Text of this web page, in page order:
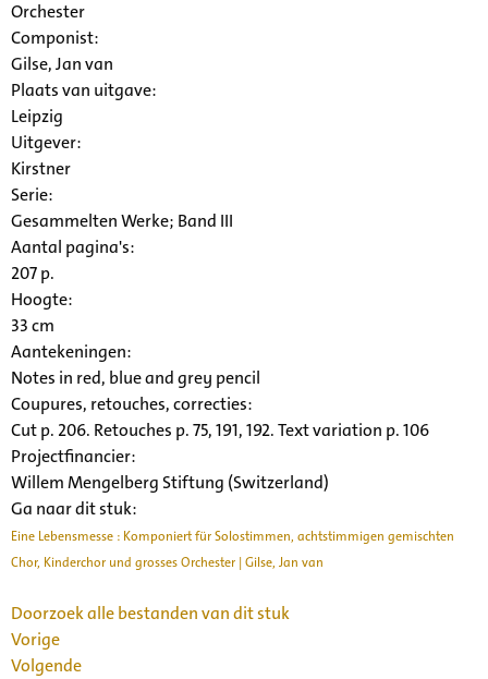
Orchester
Componist:
Gilse, Jan van
Plaats van uitgave:
Leipzig
Uitgever:
Kirstner
Serie:
Gesammelten Werke; Band III
Aantal pagina's:
207 p.
Hoogte:
33 cm
Aantekeningen:
Notes in red, blue and grey pencil
Coupures, retouches, correcties:
Cut p. 206. Retouches p. 75, 191, 192. Text variation p. 106
Projectfinancier:
Willem Mengelberg Stiftung (Switzerland)
Ga naar dit stuk:
Eine Lebensmesse : Komponiert für Solostimmen, achtstimmigen gemischten
Chor, Kinderchor und grosses Orchester | Gilse, Jan van
Doorzoek alle bestanden van dit stuk
Vorige
Volgende